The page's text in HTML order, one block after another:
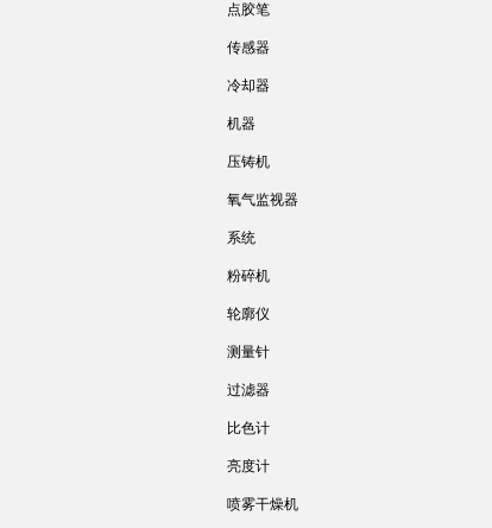
点胶笔
传感器
冷却器
机器
压铸机
氧气监视器
系统
粉碎机
轮廓仪
测量针
过滤器
比色计
亮度计
喷雾干燥机